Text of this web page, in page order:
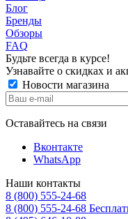
Блог
Бренды
Обзоры
FAQ
Будьте всегда в курсе!
Узнавайте о скидках и
Новости магазина
Оставайтесь на связи
Вконтакте
WhatsApp
Наши контакты
8 (800) 555-24-68
8 (800) 555-24-68